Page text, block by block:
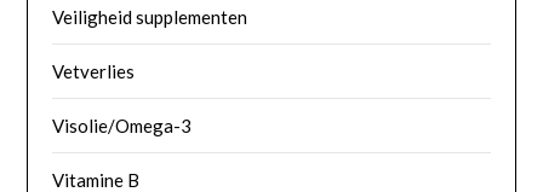
Veiligheid supplementen
Vetverlies
Visolie/Omega-3
Vitamine B